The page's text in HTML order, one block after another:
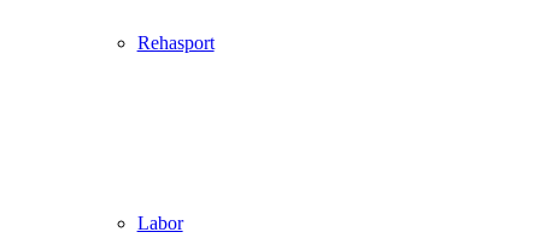
Rehasport
Labor